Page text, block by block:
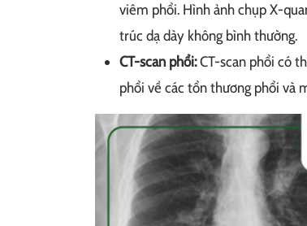
viêm phổi. Hình ảnh chụp X-
trúc dạ dày không bình thường.
CT-scan phổi:CT-scan phổi có
phổi về các tổn thương phổi và